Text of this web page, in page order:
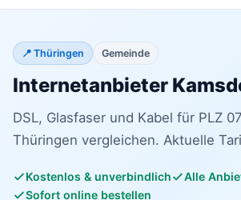
📍 Thüringen Gemeinde
Internetanbieter
DSL, Glasfaser und Kabel für PLZ
Thüringen vergleichen. Aktuelle
Kostenlos & unverbindlich
Alle
Sofort online bestellen